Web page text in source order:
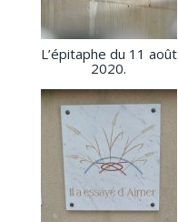
L’épitaphe du 11 août
2020.